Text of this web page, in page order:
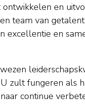
en
team van
excellentie en
zult fungeren als
continue